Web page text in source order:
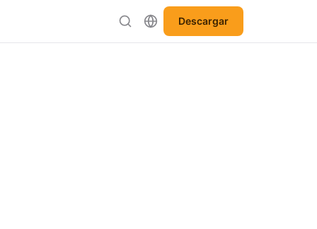
Descargar